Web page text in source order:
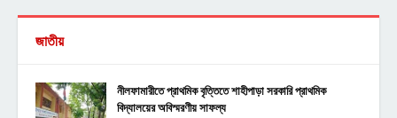
জাতীয়
নীলফামারীতে প্রাথমিক বৃত্তিতে শাহীপাড়া সরকারি প্রাথমিক
বিদ্যালয়ের অবিস্মরণীয় সাফল্য